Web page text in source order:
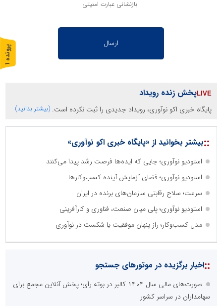
بازنشانی عبارت امنیتی
پخش زنده رویداد
پایگاه خبری اکو نوآوری، رویداد جدیدی را ثبت نکرده است. (بیشتر بدانید)
::بیشتر بخوانید از «پایگاه خبری اکو نوآوری»
استودیو نوآوری؛ جایی که ایده‌ها فرصت رشد پیدا می‌کنند
استودیو نوآوری؛ فضای آزمایش آینده کسب‌وکارها
سرعت؛ سلاح رقابتی سازمان‌های برنده در ایران
استودیو نوآوری؛ پلی میان صنعت، فناوری و کارآفرینی
مدل کسب‌وکار؛ راز پنهان موفقیت یا شکست در نوآوری
::اخبار برگزیده در موتورهای جستجو
صورت‌های مالی سال ۱۴۰۴ کالبر در بوته رأی؛ پخش آنلاین مجمع برای
سهامداران در سراسر کشور
پ
ر
و
ن
د
ه
1